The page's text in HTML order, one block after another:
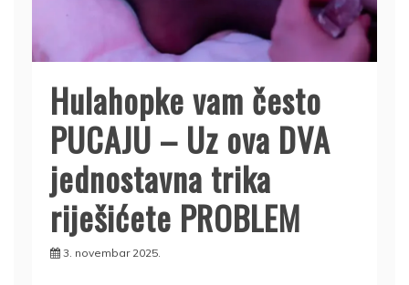
Hulahopke vam često
PUCAJU – Uz ova DVA
jednostavna trika
riješićete PROBLEM
3. novembar 2025.